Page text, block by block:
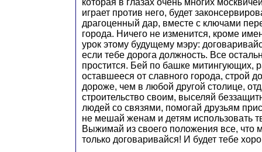
которая в глазах очень многих
играет против него, будет
драгоценный дар, вместе с ключами
города. Ничего не изменится, кроме
урок этому будущему мэру:
если тебе дорога должность. Все
простится. Бей по башке митингующих,
оставшееся от славного города, строй
дороже, чем в любой другой столице,
строительство своим, выселяй
людей со связями, помогай друзьям
не мешай женам и детям использовать
Выжимай из своего положения все, что
только договаривайся! И будет тебе